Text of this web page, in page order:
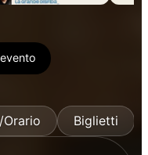
Orario Biglietti